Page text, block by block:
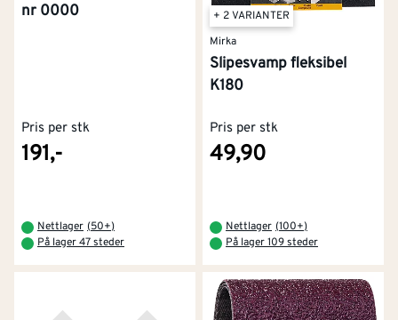
nr 0000
Pris per stk
191,-
Nettlager (50+)
På lager 47 steder
+ 2 VARIANTER
Mirka
Slipesvamp fleksibel
K180
Pris per stk
49,90
Nettlager (100+)
På lager 109 steder